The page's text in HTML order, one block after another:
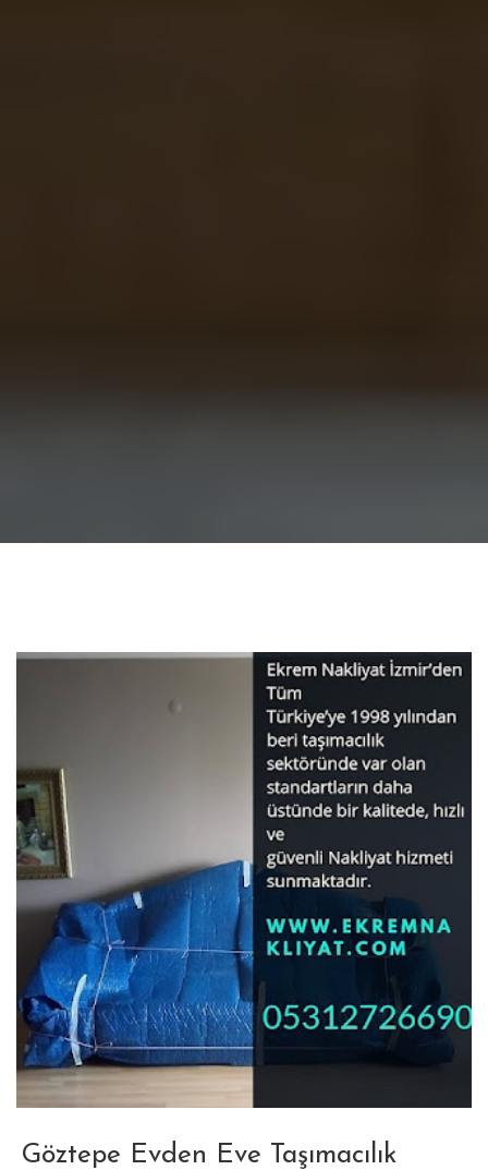
Göztepe Evden Eve Taşımacılık